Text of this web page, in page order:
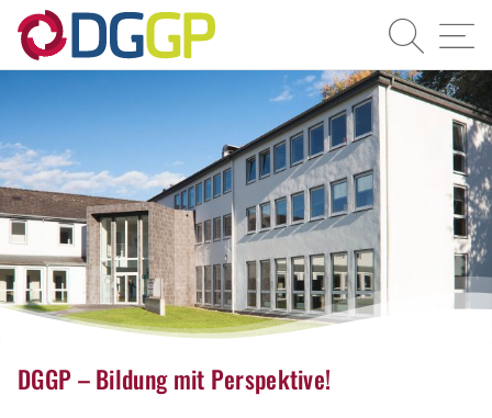
Suche
DGGP – Bildung mit Perspektive!